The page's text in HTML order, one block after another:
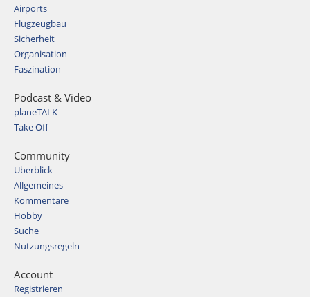
Airports
Flugzeugbau
Sicherheit
Organisation
Faszination
Podcast & Video
planeTALK
Take Off
Community
Überblick
Allgemeines
Kommentare
Hobby
Suche
Nutzungsregeln
Account
Registrieren